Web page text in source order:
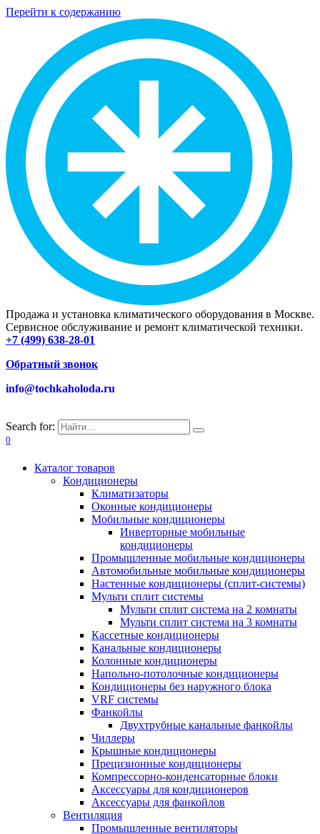
Перейти к содержанию
Продажа и установка климатического оборудования в Москве.
Сервисное обслуживание и ремонт климатической техники.
+7 (499) 638-28-01
Обратный звонок
info@tochkaholoda.ru
Search for:
0
Каталог товаров
Кондиционеры
Климатизаторы
Оконные кондиционеры
Мобильные кондиционеры
Инверторные мобильные
кондиционеры
Промышленные мобильные кондиционеры
Автомобильные мобильные кондиционеры
Настенные кондиционеры (сплит-системы)
Мульти сплит системы
Мульти сплит система на 2 комнаты
Мульти сплит система на 3 комнаты
Кассетные кондиционеры
Канальные кондиционеры
Колонные кондиционеры
Напольно-потолочные кондиционеры
Кондиционеры без наружного блока
VRF системы
Фанкойлы
Двухтрубные канальные фанкойлы
Чиллеры
Крышные кондиционеры
Прецизионные кондиционеры
Компрессорно-конденсаторные блоки
Аксессуары для кондиционеров
Аксессуары для фанкойлов
Вентиляция
Промышленные вентиляторы